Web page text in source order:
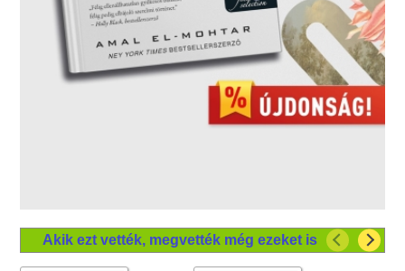
Akik ezt vették, megvették még ezeket is